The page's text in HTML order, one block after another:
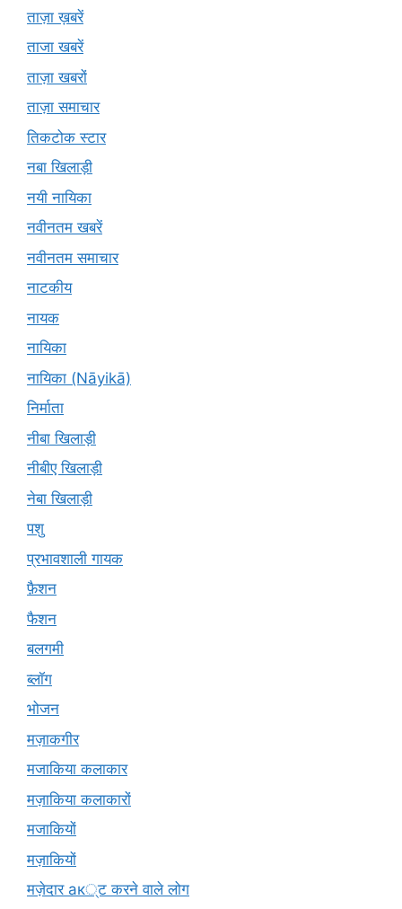
ताज़ा ख़बरें
ताजा खबरें
ताज़ा खबरों
ताज़ा समाचार
तिकटोक स्टार
नबा खिलाड़ी
नयी नायिका
नवीनतम खबरें
नवीनतम समाचार
नाटकीय
नायक
नायिका
नायिका (Nāyikā)
निर्माता
नीबा खिलाड़ी
नीबीए खिलाड़ी
नेबा खिलाड़ी
पशु
प्रभावशाली गायक
फ़ैशन
फैशन
बलगमी
ब्लॉग
भोजन
मज़ाकगीर
मजाकिया कलाकार
मज़ाकिया कलाकारों
मजाकियों
मज़ाकियों
मज़ेदार ак्ट करने वाले लोग